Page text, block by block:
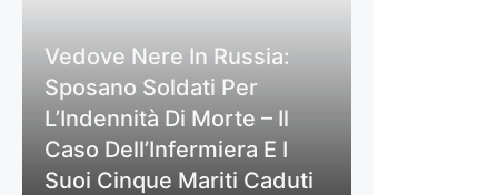
Vedove Nere In Russia:
Sposano Soldati Per
L’Indennità Di Morte – Il
Caso Dell’Infermiera E I
Suoi Cinque Mariti Caduti